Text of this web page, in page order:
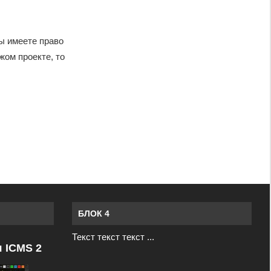
имеете право
проекте, то
2
БЛОК 4
Текст текст текст ...